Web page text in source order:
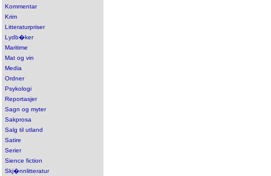
Kommentar
Krim
Litteraturpriser
Lydb�ker
Maritime
Mat og vin
Media
Ordner
Psykologi
Reportasjer
Sagn og myter
Sakprosa
Salg til utland
Satire
Serier
Sience fiction
Skj�nnlitteratur